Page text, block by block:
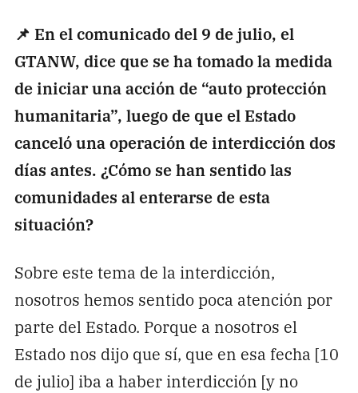
📌 En el comunicado del 9 de julio, el
GTANW, dice que se ha tomado la medida
de iniciar una acción de “auto protección
humanitaria”, luego de que el Estado
canceló una operación de interdicción dos
días antes. ¿Cómo se han sentido las
comunidades al enterarse de esta
situación?
Sobre este tema de la interdicción,
nosotros hemos sentido poca atención por
parte del Estado. Porque a nosotros el
Estado nos dijo que sí, que en esa fecha [10
de julio] iba a haber interdicción [y no